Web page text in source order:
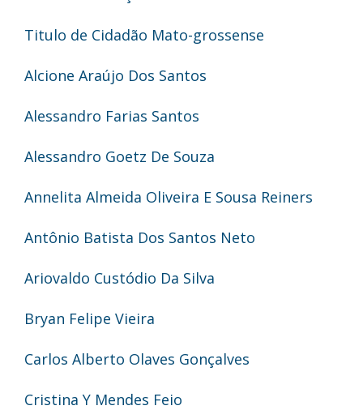
Titulo de Cidadão Mato-grossense
Alcione Araújo Dos Santos
Alessandro Farias Santos
Alessandro Goetz De Souza
Annelita Almeida Oliveira E Sousa Reiners
Antônio Batista Dos Santos Neto
Ariovaldo Custódio Da Silva
Bryan Felipe Vieira
Carlos Alberto Olaves Gonçalves
Cristina Y Mendes Feio